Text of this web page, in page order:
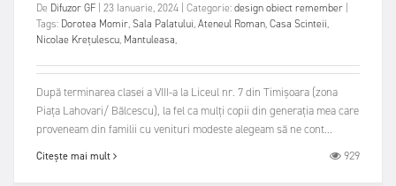
De Difuzor GF 23 Ianuarie, 2024 Categorie:design obiectremember
Tags: Dorotea Momir,Sala Palatului,Ateneul Roman,Casa Scinteii,
Nicolae Krețulescu, Mantuleasa,
După terminarea clasei a VIII-a la Liceul nr. 7 din Timișoara (zona
Piața Lahovari/ Bălcescu), la fel ca mulți copii din generația mea care
proveneam din familii cu venituri modeste alegeam să ne cont...
Citește mai mult 929